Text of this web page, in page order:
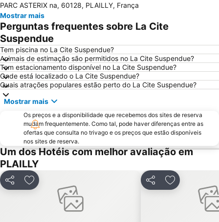
8th district Élysée
9th district Opéra
Museu do Louvre
6th district Luxembourg
Paris Expo Porte de Versailles
Stade de France
Montparnasse
7th district Palais Bourbon
15th district Vaugirard
Disney Village
3rd district Temple
Bercy
14th district Observatoire
4th district Hôtel-de-Ville
Colina de Montmartre
18th district la Butte-Montmartre
11th district Popincourt
Notre-Dame Cathedral
Centre commercial International Val d'Europe
2nd district la Bourse
Palais des Congrès de Paris
La Défense
Les Halles
Nation Metro Station
Galerias Lafayette Paris Haussmann
Jardim de Luxemburgo
PARC ASTERIX na, 60128, PLAILLY, França
Mostrar mais
Perguntas frequentes sobre La Cite
Suspendue
Tem piscina no La Cite Suspendue?
Animais de estimação são permitidos no La Cite Suspendue?
Tem estacionamento disponível no La Cite Suspendue?
Onde está localizado o La Cite Suspendue?
Quais atrações populares estão perto do La Cite Suspendue?
Mostrar mais
Os preços e a disponibilidade que recebemos dos sites de reserva
mudam frequentemente. Como tal, pode haver diferenças entre as
ofertas que consulta no trivago e os preços que estão disponíveis
nos sites de reserva.
Um dos Hotéis com melhor avaliação em
PLAILLY
PartilharAdicionar aos favoritos PartilharAdicionar